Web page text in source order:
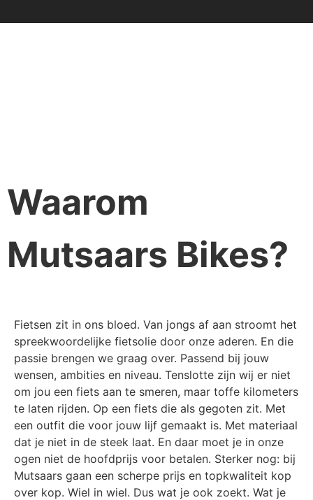
Waarom
Mutsaars Bikes?
Fietsen zit in ons bloed. Van jongs af aan stroomt het
spreekwoordelijke fietsolie door onze aderen. En die
passie brengen we graag over. Passend bij jouw
wensen, ambities en niveau. Tenslotte zijn wij er niet
om jou een fiets aan te smeren, maar toffe kilometers
te laten rijden. Op een fiets die als gegoten zit. Met
een outfit die voor jouw lijf gemaakt is. Met materiaal
dat je niet in de steek laat. En daar moet je in onze
ogen niet de hoofdprijs voor betalen. Sterker nog: bij
Mutsaars gaan een scherpe prijs en topkwaliteit kop
over kop. Wiel in wiel. Dus wat je ook zoekt. Wat je